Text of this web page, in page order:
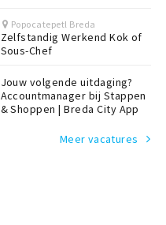
Popocatepetl Breda
Zelfstandig Werkend Kok of
Sous-Chef
Jouw volgende uitdaging?
Accountmanager bij Stappen
& Shoppen | Breda City App
Meer vacatures